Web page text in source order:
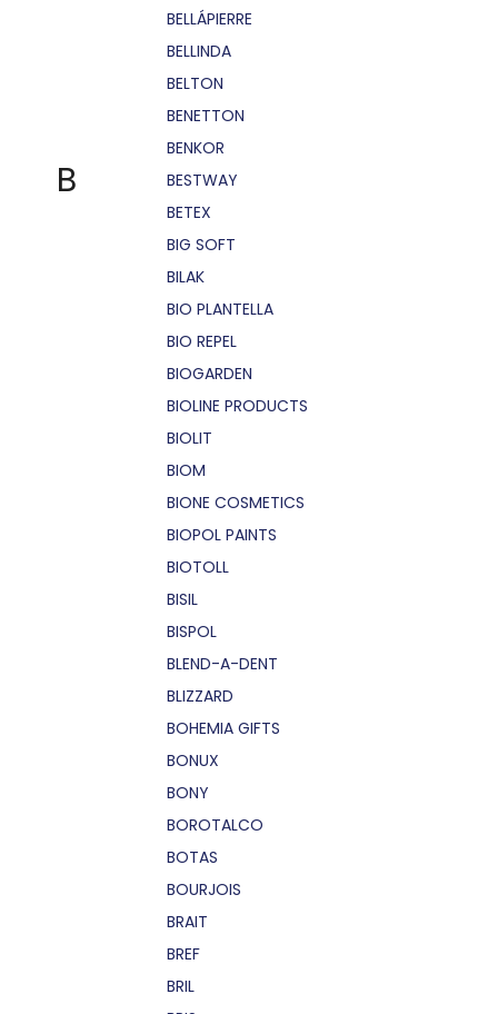
B
BELLÁPIERRE
BELLINDA
BELTON
BENETTON
BENKOR
BESTWAY
BETEX
BIG SOFT
BILAK
BIO PLANTELLA
BIO REPEL
BIOGARDEN
BIOLINE PRODUCTS
BIOLIT
BIOM
BIONE COSMETICS
BIOPOL PAINTS
BIOTOLL
BISIL
BISPOL
BLEND-A-DENT
BLIZZARD
BOHEMIA GIFTS
BONUX
BONY
BOROTALCO
BOTAS
BOURJOIS
BRAIT
BREF
BRIL